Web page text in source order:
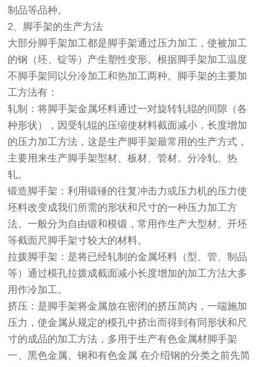
制品等品种。
2、脚手架的生产方法
大部分脚手架加工都是脚手架通过压力加工，使被加工
的钢（坯、锭等）产生塑性变形。根据脚手架加工温度
不脚手架同以分冷加工和热加工两种。脚手架的主要加
工方法有：
轧制：将脚手架金属坯料通过一对旋转轧辊的间隙（各
种形状），因受轧辊的压缩使材料截面减小，长度增加
的压力加工方法，这是生产脚手架最常用的生产方式，
主要用来生产脚手架型材、板材、管材。分冷轧、热
轧。
锻造脚手架：利用锻锤的往复冲击力或压力机的压力使
坯料改变成我们所需的形状和尺寸的一种压力加工方
法。一般分为自由锻和模锻，常用作生产大型材、开坯
等截面尺脚手架寸较大的材料。
拉拨脚手架：是将已经轧制的金属坯料（型、管、制品
等）通过模孔拉拨成截面减小长度增加的加工方法大多
用作冷加工。
挤压：是脚手架将金属放在密闭的挤压简内，一端施加
压力，使金属从规定的模孔中挤出而得到有同形状和尺
寸的成品的加工方法，多用于生产有色金属材脚手架
一、黑色金属、钢和有色金属 在介绍钢的分类之前先简